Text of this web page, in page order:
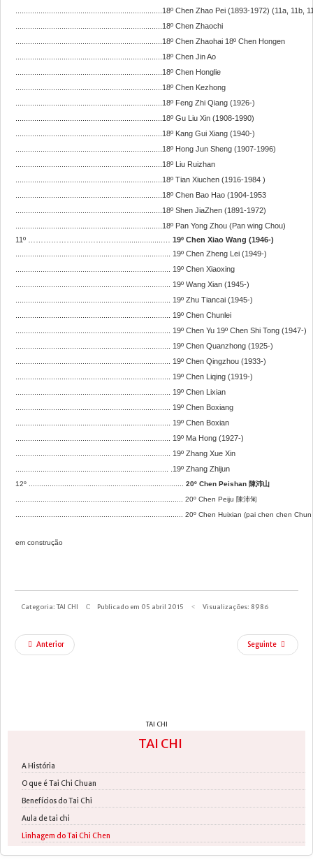
18º Chen Zhao Pei (1893-1972) (11a, 11b,
18º Chen Zhaochi
18º Chen Zhaohai 18º Chen Hongen
18º Chen Jin Ao
18º Chen Honglie
18º Chen Kezhong
18º Feng Zhi Qiang (1926-)
18º Gu Liu Xin (1908-1990)
18º Kang Gui Xiang (1940-)
18º Hong Jun Sheng (1907-1996)
18º Liu Ruizhan
18º Tian Xiuchen (1916-1984 )
18º Chen Bao Hao (1904-1953
18º Shen JiaZhen (1891-1972)
18º Pan Yong Zhou (Pan wing Chou)
11º ………………...…………….....................…
19º Chen Xiao Wang (1946-)
19º Chen Zheng Lei (1949-)
19º Chen Xiaoxing
19º Wang Xian (1945-)
19º Zhu Tiancai (1945-)
19º Chen Chunlei
19º Chen Yu 19º Chen Shi Tong (1947-)
19º Chen Quanzhong (1925-)
19º Chen Qingzhou (1933-)
19º Chen Liqing (1919-)
19º Chen Lixian
19º Chen Boxiang
19º Chen Boxian
19º Ma Hong (1927-)
19º Zhang Xue Xin
19º Zhang Zhijun
12º .......................................................................... 20º Chen Peishan 陳沛山
................................................................................ 20º Chen Peiju 陳沛匊
................................................................................ 20º Chen Huixian (pai chen chen
em construção
Categoria: TAI CHI Publicado em 05 abril 2015 Visualizações: 8986
Anterior Seguinte
TAI CHI
TAI CHI
A História
O que é Tai Chi Chuan
Benefícios do Tai Chi
Aula de tai chi
Linhagem do Tai Chi Chen